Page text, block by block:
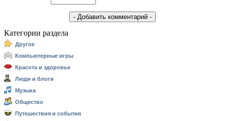
Категории раздела
Другое
Компьютерные игры
Красота и здоровье
Люди и блоги
Музыка
Общество
Путешествия и события